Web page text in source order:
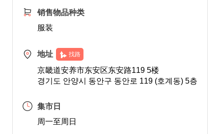
销售物品种类
服装
地址 找路
京畿道安养市东安区东安路119 5楼
경기도 안양시 동안구 동안로 119 (호계동) 5층
集市日
周一至周日